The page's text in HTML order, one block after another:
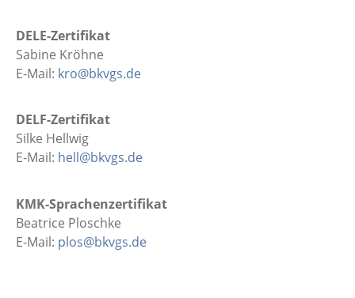
DELE-Zertifikat
Sabine Kröhne
E-Mail: kro@bkvgs.de
DELF-Zertifikat
Silke Hellwig
E-Mail: hell@bkvgs.de
KMK-Sprachenzertifikat
Beatrice Ploschke
E-Mail: plos@bkvgs.de